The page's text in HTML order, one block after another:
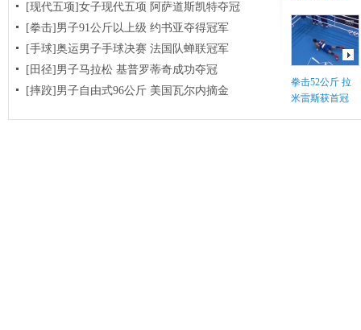
[现代五项]女子现代五项 阿萨道斯凯特夺冠
[拳击]男子91公斤以上级 约书亚夺得冠军
[手球]奥运男子手球决赛 法国队蝉联冠军
[田径]男子马拉松 基普罗蒂奇成功夺冠
[摔跤]男子自由式96公斤 美国瓦尔内摘金
拳击52公斤 拉
米雷斯获首冠